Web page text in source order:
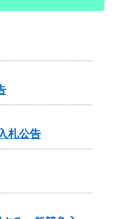
札公告